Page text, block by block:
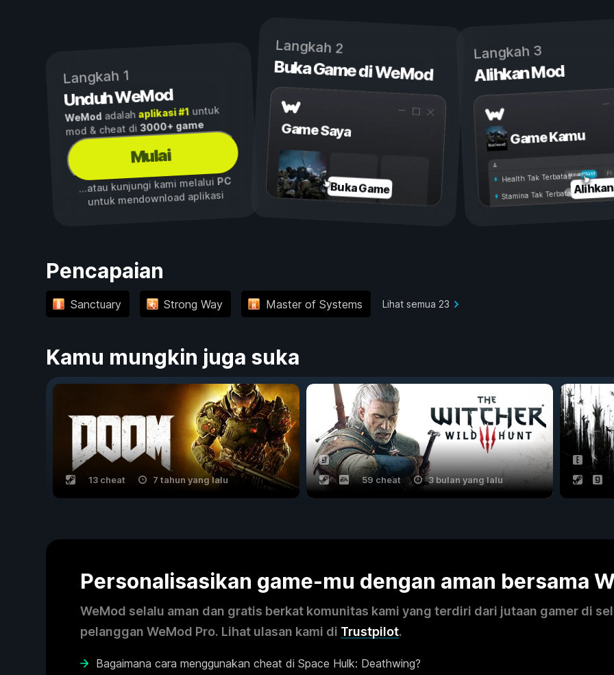
Langkah 1
Unduh WeMod
WeMod adalah aplikasi #1untuk
mod & cheat di3000+ game
Mulai
...atau kunjungi kami melalui PC
untuk mendownload aplikasi
Langkah 2
Buka Game di WeMod
Game Saya
Buka Game
Langkah 3
Alihkan Mod
Game Kamu
Aktif
Nonaktif
Health Tak Terbatas
Stamina Tak Terbatas
Pencapaian
Sanctuary Strong Way Master of Systems Lihat semua 23
Kamu mungkin juga suka
13 cheat 7 tahun yang lalu 59 cheat 3 bulan yang lalu
Personalisasikan game-mu dengan aman bersama
WeMod selalu aman dan gratis berkat komunitas kami yang terdiri dari jutaan gamer di
pelanggan WeMod Pro. Lihat ulasan kami di Trustpilot.
Bagaimana cara menggunakan cheat di Space Hulk: Deathwing?